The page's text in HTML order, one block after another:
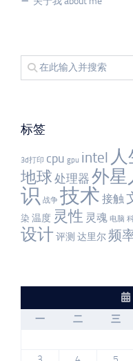
标签
3d打印 cpu gpu intel 人
地球 处理器 外星
识 战争 技术 接触
染 温度 灵性 灵魂 电脑
设计评测 达里尔频
一
二 三